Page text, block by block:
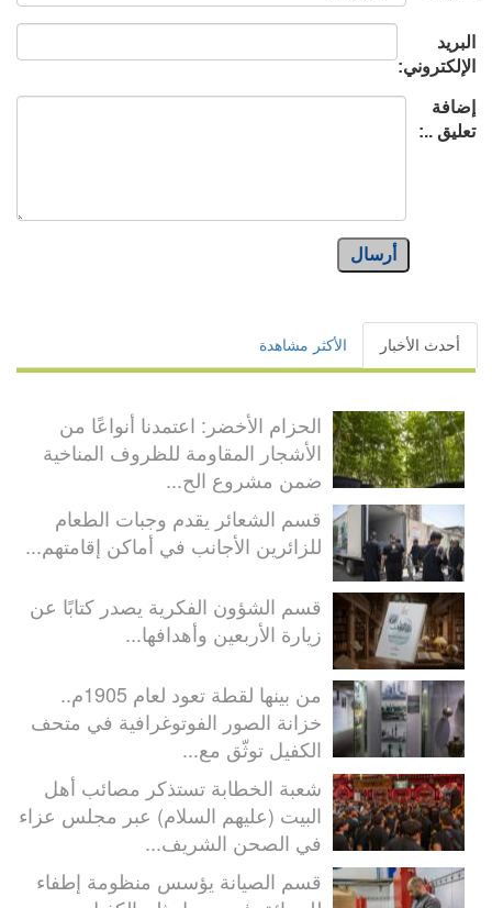
البريد
الإلكتروني:
إضافة
تعليق ..:
أرسال
أحدث الأخبار الأكثر مشاهدة
الحزام الأخضر: اعتمدنا أنواعًا من
الأشجار المقاومة للظروف المناخية
ضمن مشروع الح...
قسم الشعائر يقدم وجبات الطعام
للزائرين الأجانب في أماكن إقامتهم...
قسم الشؤون الفكرية يصدر كتابًا عن
زيارة الأربعين وأهدافها...
من بينها لقطة تعود لعام 1905م..
خزانة الصور الفوتوغرافية في متحف
الكفيل توثّق مع...
شعبة الخطابة تستذكر مصائب أهل
البيت (عليهم السلام) عبر مجلس عزاء
في الصحن الشريف...
قسم الصيانة يؤسس منظومة إطفاء